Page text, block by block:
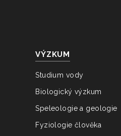
VÝZKUM
Studium vody
Biologický výzkum
Speleologie a geologie
Fyziologie člověka